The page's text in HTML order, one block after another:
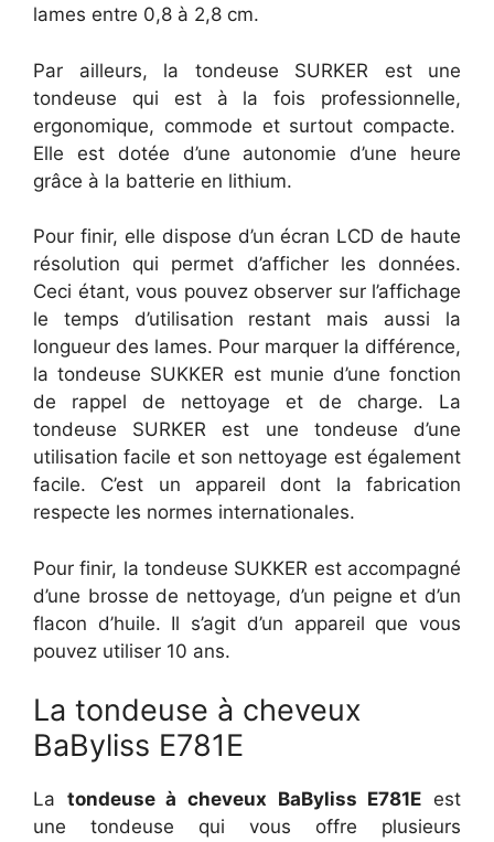
lames entre 0,8 à 2,8 cm.
Par ailleurs, la tondeuse SURKER est une
tondeuse qui est à la fois professionnelle,
ergonomique, commode et surtout compacte.
Elle est dotée d’une autonomie d’une heure
grâce à la batterie en lithium.
Pour finir, elle dispose d’un écran LCD de haute
résolution qui permet d’afficher les données.
Ceci étant, vous pouvez observer sur l’affichage
le temps d’utilisation restant mais aussi la
longueur des lames. Pour marquer la différence,
la tondeuse SUKKER est munie d’une fonction
de rappel de nettoyage et de charge. La
tondeuse SURKER est une tondeuse d’une
utilisation facile et son nettoyage est également
facile. C’est un appareil dont la fabrication
respecte les normes internationales.
Pour finir, la tondeuse SUKKER est accompagné
d’une brosse de nettoyage, d’un peigne et d’un
flacon d’huile. Il s’agit d’un appareil que vous
pouvez utiliser 10 ans.
La tondeuse à cheveux
BaByliss E781E
La tondeuse à cheveux BaByliss E781E est
une tondeuse qui vous offre plusieurs